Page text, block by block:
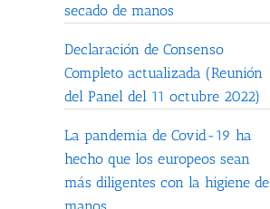
secado de manos
Declaración de Consenso
Completo actualizada (Reunión
del Panel del 11 octubre 2022)
La pandemia de Covid-19 ha
hecho que los europeos sean
más diligentes con la higiene de